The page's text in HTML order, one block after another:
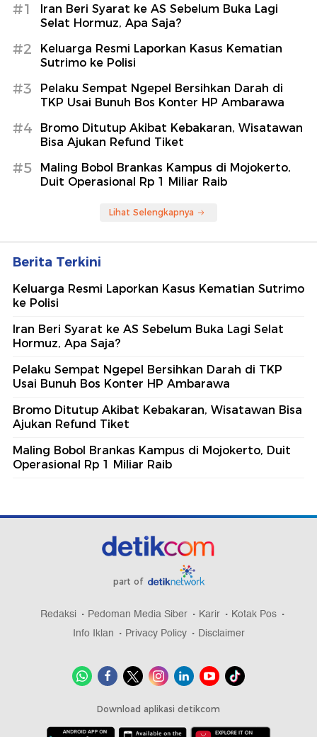
#1
Iran Beri Syarat ke AS Sebelum Buka Lagi
Selat Hormuz, Apa Saja?
#2
Keluarga Resmi Laporkan Kasus Kematian
Sutrimo ke Polisi
#3
Pelaku Sempat Ngepel Bersihkan Darah di
TKP Usai Bunuh Bos Konter HP Ambarawa
#4
Bromo Ditutup Akibat Kebakaran, Wisatawan
Bisa Ajukan Refund Tiket
#5
Maling Bobol Brankas Kampus di Mojokerto,
Duit Operasional Rp 1 Miliar Raib
Lihat Selengkapnya
Berita Terkini
Keluarga Resmi Laporkan Kasus Kematian Sutrimo
ke Polisi
Iran Beri Syarat ke AS Sebelum Buka Lagi Selat
Hormuz, Apa Saja?
Pelaku Sempat Ngepel Bersihkan Darah di TKP
Usai Bunuh Bos Konter HP Ambarawa
Bromo Ditutup Akibat Kebakaran, Wisatawan Bisa
Ajukan Refund Tiket
Maling Bobol Brankas Kampus di Mojokerto, Duit
Operasional Rp 1 Miliar Raib
part of
Redaksi Pedoman Media Siber Karir
Kotak Pos
Info Iklan
Privacy Policy Disclaimer
Download aplikasi detikcom